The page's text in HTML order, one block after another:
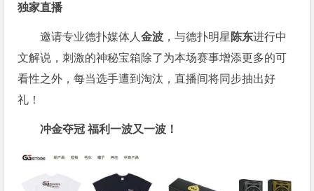
独家直播
邀请专业德扑媒体人金波 ，与德扑明星 陈东进行中
文解说，刺激的神秘宝箱除了为本场赛事增添更多的可
看性之外，每当选手遭到淘汰，直播间将同步抽出好
礼！
冲金夺冠 福利一波又一波！